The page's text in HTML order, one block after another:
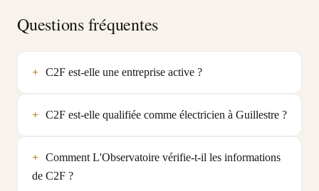
Questions fréquentes
C2F est-elle une entreprise active ?
C2F est-elle qualifiée comme électricien à Guillestre ?
Comment L'Observatoire vérifie-t-il les informations
de C2F ?